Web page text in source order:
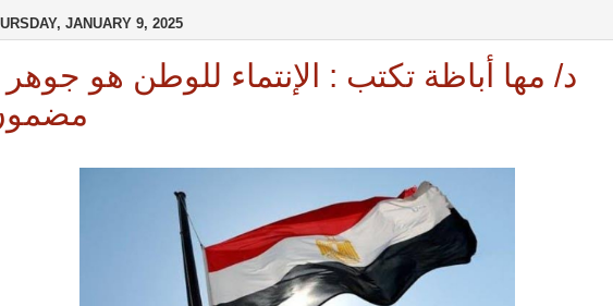
JANUARY 9, 2025
د/ مها أباظة تكتب : الإنتماء للوطن هو جوهر